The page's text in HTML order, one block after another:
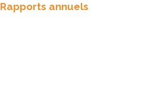
Rapports annuels